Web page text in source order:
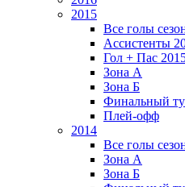
2015
Все голы
Ассистенты
Гол + Пас
Зона А
Зона Б
Финальный
Плей-офф
2014
Все голы
Зона А
Зона Б